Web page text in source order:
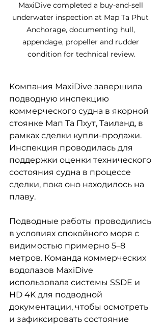
MaxiDive completed a buy-and-sell
underwater inspection at Map Ta Phut
Anchorage, documenting hull,
appendage, propeller and rudder
condition for technical review.
Компания MaxiDive завершила
подводную инспекцию
коммерческого судна в якорной
стоянке Мап Та Пхут, Таиланд, в
рамках сделки купли-продажи.
Инспекция проводилась для
поддержки оценки технического
состояния судна в процессе
сделки, пока оно находилось на
плаву.
Подводные работы проводились
в условиях спокойного моря с
видимостью примерно 5–8
метров. Команда коммерческих
водолазов MaxiDive
использовала системы SSDE и
HD 4K для подводной
документации, чтобы осмотреть
и зафиксировать состояние